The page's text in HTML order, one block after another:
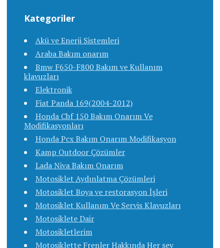
Kategoriler
Akü ve Enerji Sistemleri
Araba Bakım onarım
Bmw F650-F800 Bakım ve Kullanım
klavuzları
Elektronik
Fiat Panda 169(2004-2012)
Honda Cbf 150 Bakım Onarım Ve
Modifikasyonları
Honda Pcx Bakım Onarım Modifikasyon
Kamp Outdoor Çözümler
Lada Niva Bakım Onarım
Motosiklet Aydınlatma Çözümleri
Motosiklet Boya ve restorasyon İşleri
Motosiklet Kullanım Ve Servis Klavuzları
Motosiklete Dair
Motosikletlerim
Motosiklette Frenler Hakkında Her şey